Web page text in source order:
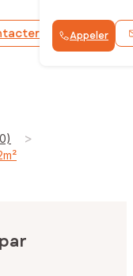
WhatsApp
Appeler
>